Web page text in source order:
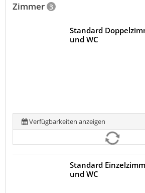
Zimmer 3
Standard
und WC
Verfügbarkeiten anzeigen
Standard
und WC